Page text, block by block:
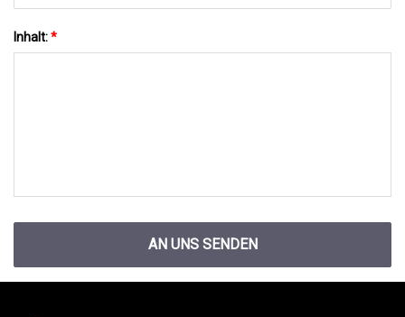
Inhalt:*
AN UNS SENDEN